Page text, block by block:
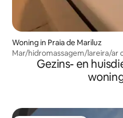
Woning in Praia de Mariluz
Mar/hidromassagem/lareira/ar
Gezins- en